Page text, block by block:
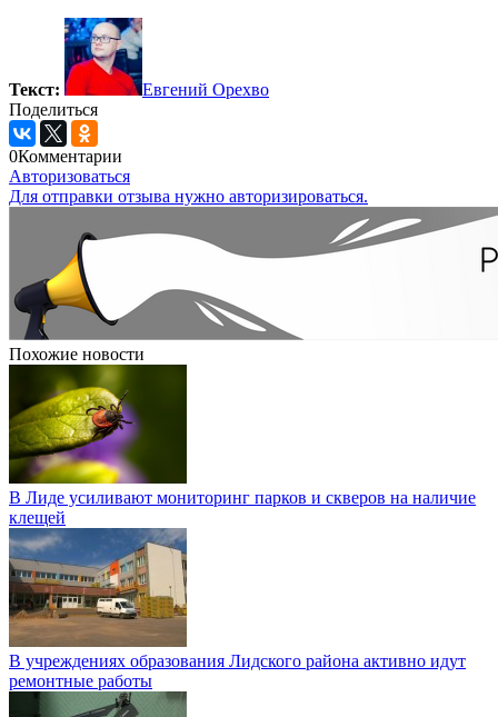
Текст:
Евгений Орехво
Поделиться
0Комментарии
Авторизоваться
Для отправки отзыва нужно авторизироваться.
Похожие новости
В Лиде усиливают мониторинг парков и скверов на наличие
клещей
В учреждениях образования Лидского района активно идут
ремонтные работы